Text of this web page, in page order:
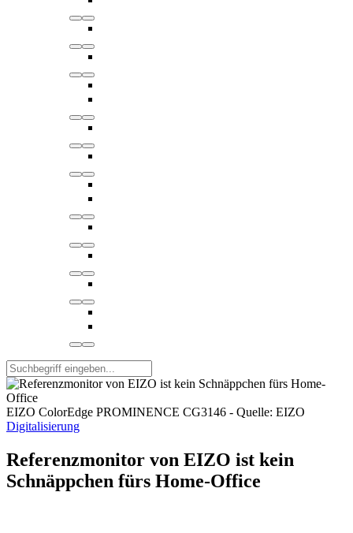
EIZO ColorEdge PROMINENCE CG3146 - Quelle: EIZO
Digitalisierung
Referenzmonitor von EIZO ist kein
Schnäppchen fürs Home-Office